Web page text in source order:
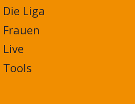
Die Liga
Frauen
Live
Tools